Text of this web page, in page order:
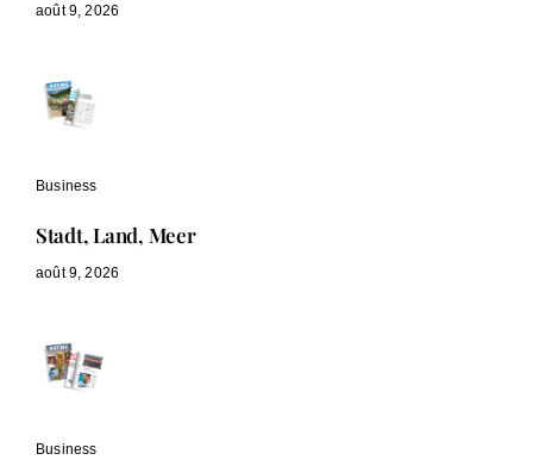
août 9, 2026
Business
Stadt, Land, Meer
août 9, 2026
Business